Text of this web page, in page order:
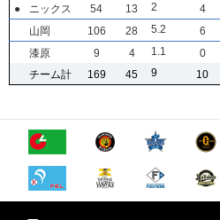
●
ニックス 54 13 2 4
山岡
106 28 5.2 6
漆原
9 4 1.1 0
チーム計
169 45 9 10
●
ニックス 54 13 2 4
山岡
106 28 5.2 6
漆原
9 4 1.1 0
チーム計
169 45 9 10
●
ニックス 54 13 2 4
山岡
106 28 5.2 6
漆原
9 4 1.1 0
チーム計
169 45 9 10
●
ニックス 54 13 2 4
山岡
106 28 5.2 6
漆原
9 4 1.1 0
チーム計
169 45 9 10